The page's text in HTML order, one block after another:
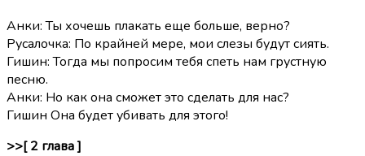
Анки: Ты хочешь плакать еще больше, верно?
Русалочка: По крайней мере, мои слезы будут сиять.
Гишин: Тогда мы попросим тебя спеть нам грустную
песню.
Анки: Но как она сможет это сделать для нас?
Гишин Она будет убивать для этого!
>>[ 2 глава ]